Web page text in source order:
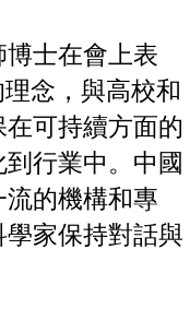
士在會上表
理念，與高校和
可持續方面的
行業中。中國
的機構和專
家保持對話與